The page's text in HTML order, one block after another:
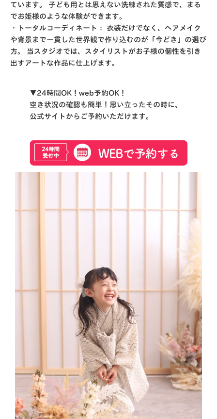
ています。 子ども用とは思えない洗練された質感で、まる
でお姫様のような体験ができます。
・トータルコーディネート：
衣装だけでなく、ヘアメイク
や背景まで一貫した世界観で作り込むのが「今どき」の選び
方。 当スタジオでは、スタイリストがお子様の個性を引き
出すアートな作品に仕上げます。
▼24時間OK！web予約OK！
空き状況の確認も簡単！思い立ったその時に、
公式サイトからご予約いただけます。